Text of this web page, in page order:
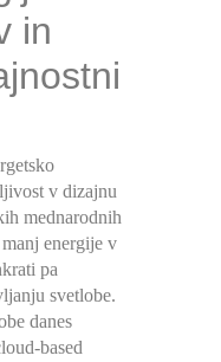
in
v dizajnu
mednarodnih
energije v
pa
svetlobe.
danes
based